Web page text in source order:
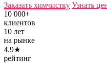
Заказать химчистку Узнать
10 000+
клиентов
10 лет
на рынке
4.9★
рейтинг